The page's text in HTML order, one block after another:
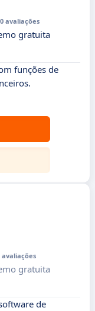
avaliações
gratuita
funções de
avaliações
gratuita
de